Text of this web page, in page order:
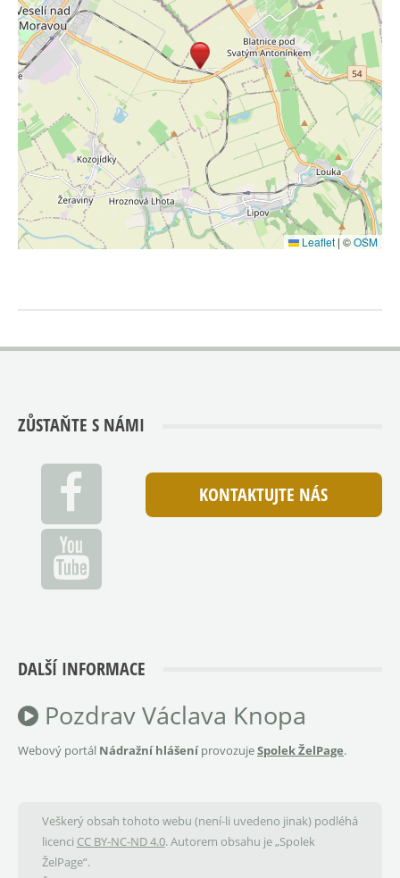
Leaflet | ©OSM
ZŮSTAŇTE S NÁMI
KONTAKTUJTE NÁS
DALŠÍ INFORMACE
Pozdrav Václava Knopa
Webový portál Nádražní hlášeníprovozujeSpolek ŽelPage.
Veškerý obsah tohoto webu (není-li uvedeno jinak) podléhá
licenci CC BY-NC-ND 4.0. Autorem obsahu je „Spolek
ŽelPage“.